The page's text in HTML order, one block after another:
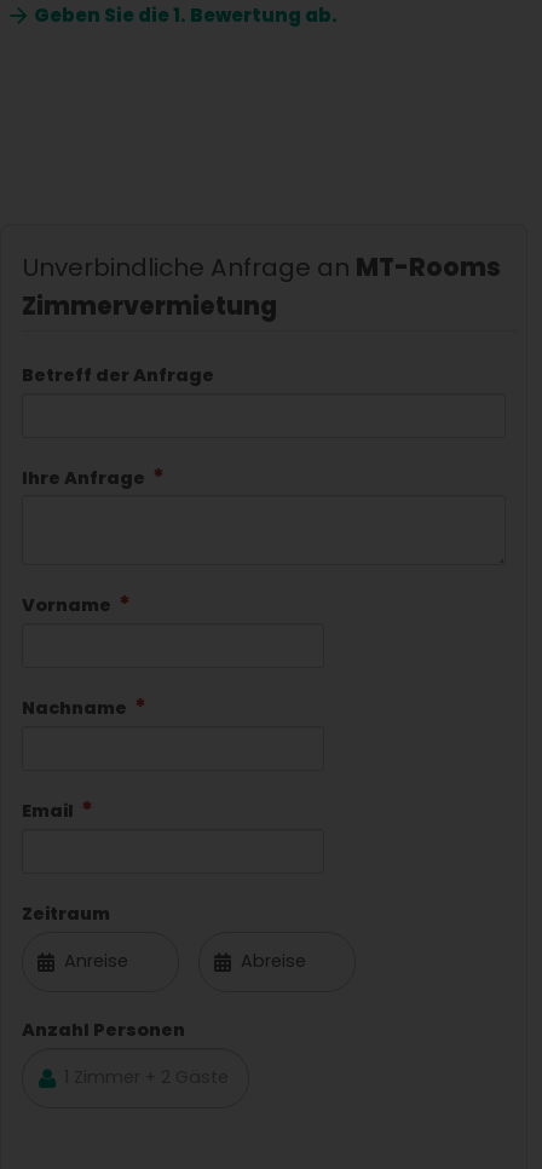
Geben Sie die1. Bewertung ab.
Unverbindliche Anfrage an MT-Rooms
Zimmervermietung
Betreff der Anfrage
Ihre Anfrage
Vorname
Nachname
Email
Zeitraum
Anzahl Personen